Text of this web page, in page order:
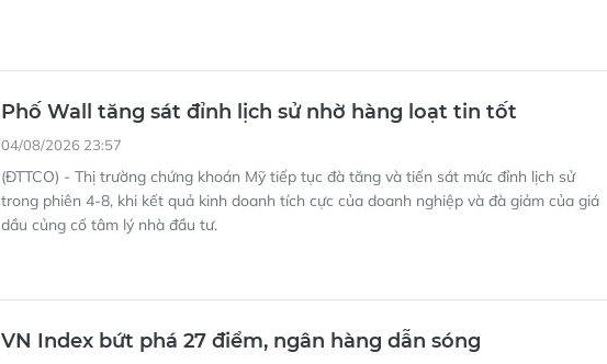
Phố Wall tăng sát đỉnh lịch sử nhờ hàng loạt tin tốt
04/08/2026 23:57
(ĐTTCO) - Thị trường chứng khoán Mỹ tiếp tục đà tăng và tiến sát mức đỉnh lịch sử
trong phiên 4-8, khi kết quả kinh doanh tích cực của doanh nghiệp và đà giảm của giá
dầu củng cố tâm lý nhà đầu tư.
VN Index bứt phá 27 điểm, ngân hàng dẫn sóng